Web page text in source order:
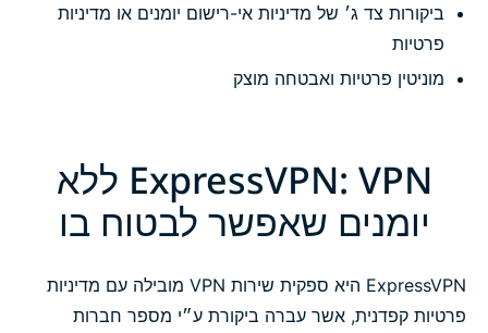
ביקורות צד ג׳ של מדיניות אי-רישום יומנים או מדיניות
פרטיות
מוניטין פרטיות ואבטחה מוצק
ExpressVPN: VPN ללא
יומנים שאפשר לבטוח בו
ExpressVPN היא ספקית שירות VPN מובילה עם מדיניות
פרטיות קפדנית, אשר עברה ביקורת ע״י מספר חברות